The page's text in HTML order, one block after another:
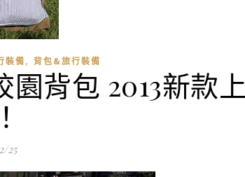
裝備, 背包&旅行裝備
園背包 2013新款上
25